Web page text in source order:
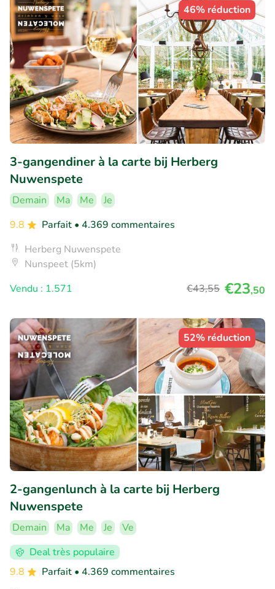
46% réduction
3-gangendiner à la carte bij Herberg
Nuwenspete
Demain Ma Me
Je
9.8
Parfait • 4.369 commentaires
Herberg Nuwenspete
Nunspeet (5km)
Vendu : 1.571
€43,55 €23,50
52% réduction
2-gangenlunch à la carte bij Herberg
Nuwenspete
Demain Ma Me Je
Ve
Deal très populaire
9.8
Parfait • 4.369 commentaires